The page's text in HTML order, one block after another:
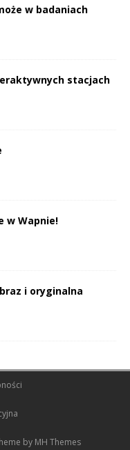
w badaniach
stacjach
w Wapnie!
i oryginalna
by MH Themes